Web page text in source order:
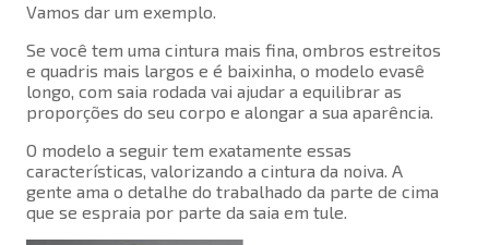
Vamos dar um exemplo.
Se você tem uma cintura mais fina, ombros estreitos
e quadris mais largos e é baixinha, o modelo evasê
longo, com saia rodada vai ajudar a equilibrar as
proporções do seu corpo e alongar a sua aparência.
O modelo a seguir tem exatamente essas
características, valorizando a cintura da noiva. A
gente ama o detalhe do trabalhado da parte de cima
que se espraia por parte da saia em tule.